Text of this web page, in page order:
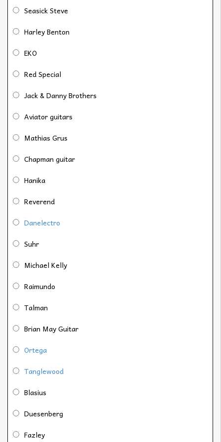
Seasick Steve
Harley Benton
EKO
Red Special
Jack & Danny Brothers
Aviator guitars
Mathias Grus
Chapman guitar
Hanika
Reverend
Danelectro
Suhr
Michael Kelly
Raimundo
Talman
Brian May Guitar
Ortega
Tanglewood
Blasius
Duesenberg
Fazley